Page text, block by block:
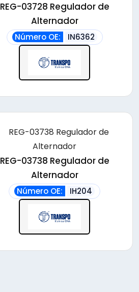
REG-03728 Regulador de
Alternador
Número OE: IN6362
REG-03738 Regulador de
Alternador
Número OE: IH204